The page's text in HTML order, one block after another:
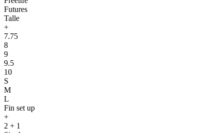
Futures
Talle
+
7.75
8
9
9.5
10
S
M
L
Fin set up
+
2 + 1